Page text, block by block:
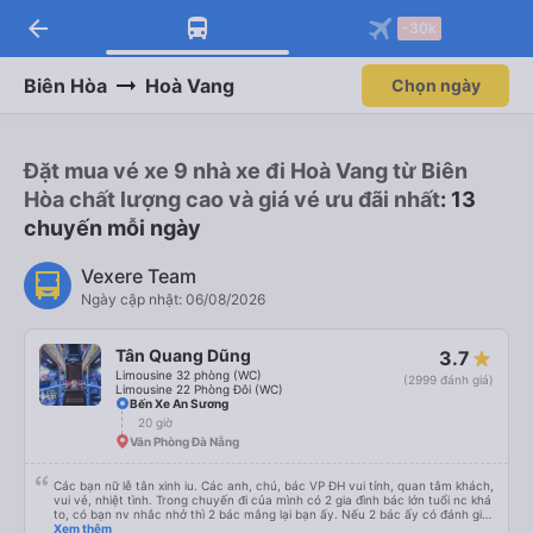
arrow_back -30k
Biên Hòa Hoà Vang Chọn ngày
Đặt mua vé xe 9 nhà xe đi Hoà Vang từ Biên
Hòa chất lượng cao và giá vé ưu đãi nhất: 13
chuyến mỗi ngày
Vexere Team
Ngày cập nhật: 06/08/2026
Tân Quang Dũng
Limousine 32 phòng (WC)
Limousine 22 Phòng Đôi (WC)
3.7
(2999 đánh giá)
Bến Xe An Sương
20 giờ
Văn Phòng Đà Nẵng
Các bạn nữ lễ tân xinh iu. Các anh, chú, bác VP ĐH vui tính, quan tâm khách,
vui vẻ, nhiệt tình. Trong chuyến đi của mình có 2 gia đình bác lớn tuổi nc khá
to, có bạn nv nhắc nhở thì 2 bác mắng lại bạn ấy. Nếu 2 bác ấy có đánh giá
xấu thì mình ngược lại nha. Bạn ấy nhắc nhở rất đúng. 2 bác nói rất to. To
Xem thêm